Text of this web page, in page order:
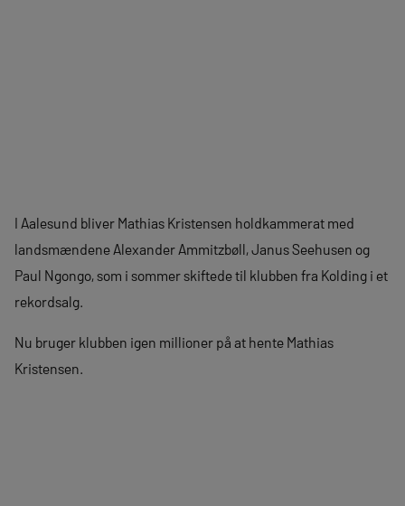
I Aalesund bliver Mathias Kristensen holdkammerat med
landsmændene Alexander Ammitzbøll, Janus Seehusen og
Paul Ngongo, som i sommer skiftede til klubben fra Kolding i et
rekordsalg.
Nu bruger klubben igen millioner på at hente Mathias
Kristensen.